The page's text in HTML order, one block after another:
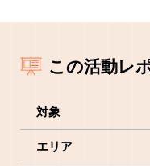
この活動レ
対象
エリア